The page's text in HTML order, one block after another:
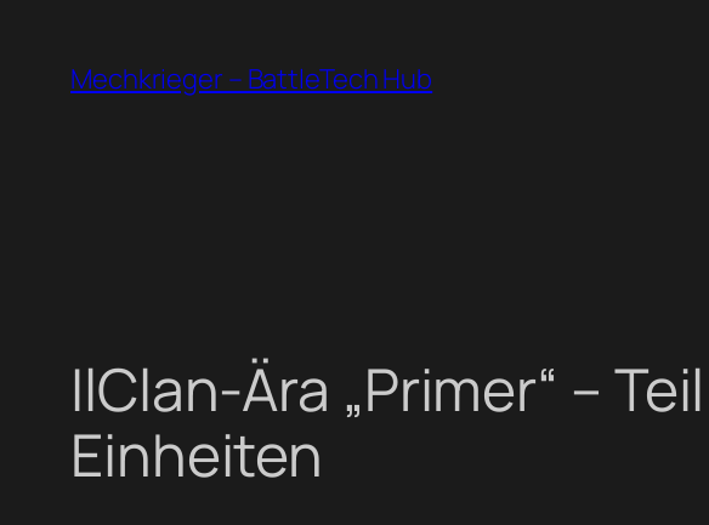
Inhalt
springen
Mechkrieger – BattleTech Hub
IlClan-Ära „Primer“ –
Einheiten